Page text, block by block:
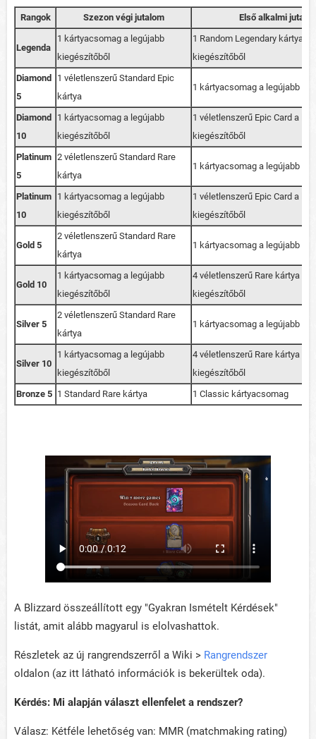
Rangok Szezon végi jutalom Első alkalmi
Legenda
1 kártyacsomag a legújabb
kiegészítőből
1 Random Legendary kártya a
kiegészítőből
Diamond
5
1 véletlenszerű Standard Epic
kártya
1 kártyacsomag a legújabb
Diamond
10
1 kártyacsomag a legújabb
kiegészítőből
1 véletlenszerű Epic Card a
kiegészítőből
Platinum
5
2 véletlenszerű Standard Rare
kártya
1 kártyacsomag a legújabb
Platinum
10
1 kártyacsomag a legújabb
kiegészítőből
1 véletlenszerű Epic Card a
kiegészítőből
Gold 5
2 véletlenszerű Standard Rare
kártya
1 kártyacsomag a legújabb
Gold 10
1 kártyacsomag a legújabb
kiegészítőből
4 véletlenszerű Rare kártya a
kiegészítőből
Silver 5
2 véletlenszerű Standard Rare
kártya
1 kártyacsomag a legújabb
Silver 10
1 kártyacsomag a legújabb
kiegészítőből
4 véletlenszerű Rare kártya a
kiegészítőből
Bronze 5 1 Standard Rare kártya 1 Classic kártyacsomag
A Blizzard összeállított egy "Gyakran Ismételt Kérdések"
listát, amit alább magyarul is elolvashattok.
Részletek az új rangrendszerről a Wiki > Rangrendszer
oldalon (az itt látható információk is bekerültek oda).
Kérdés: Mi alapján választ ellenfelet a rendszer?
Válasz: Kétféle lehetőség van: MMR (matchmaking rating)